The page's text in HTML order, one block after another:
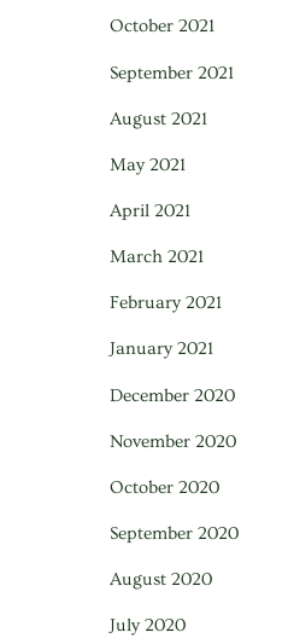
October 2021
September 2021
August 2021
May 2021
April 2021
March 2021
February 2021
January 2021
December 2020
November 2020
October 2020
September 2020
August 2020
July 2020